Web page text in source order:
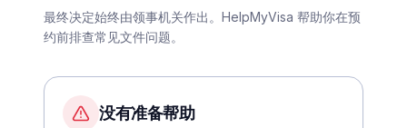
最终决定始终由领事机关作出。HelpMyVisa 帮助你在预
约前排查常见文件问题。
没有准备帮助